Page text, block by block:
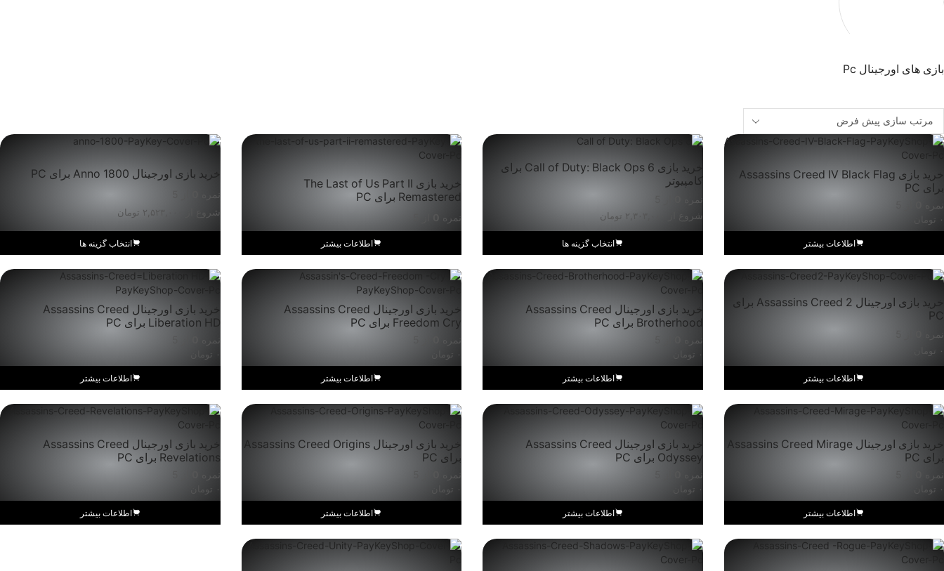
بازی های اورجینال Pc
خرید بازی Assassins Creed IV Black Flag
برای PC
نمره
۰ تومان
اطلاعات بیشتر
خرید بازی Call of Duty: Black Ops 6 برای
کامپیوتر
نمره
شروع از
۲,۳۰۳,۰۰۰ تومان
انتخاب گزینه ها
خرید بازی The Last of Us Part II
Remastered برای PC
نمره
اطلاعات بیشتر
خرید بازی اورجینال Anno 1800 برای PC
نمره
شروع از
۲,۵۲۳,۰۰۰ تومان
انتخاب گزینه ها
خرید بازی اورجینال Assassins Creed 2 برای
PC
نمره
۰ تومان
اطلاعات بیشتر
خرید بازی اورجینال Assassins Creed
Brotherhood برای PC
نمره
۰ تومان
اطلاعات بیشتر
خرید بازی اورجینال Assassins Creed
Freedom Cry برای PC
نمره
۰ تومان
اطلاعات بیشتر
خرید بازی اورجینال Assassins Creed
Liberation HD برای PC
نمره
۰ تومان
اطلاعات بیشتر
خرید بازی اورجینال Assassins Creed Mirage
برای PC
نمره
۰ تومان
اطلاعات بیشتر
خرید بازی اورجینال Assassins Creed
Odyssey برای PC
نمره
۰ تومان
اطلاعات بیشتر
خرید بازی اورجینال Assassins Creed Origins
برای PC
نمره
۰ تومان
اطلاعات بیشتر
خرید بازی اورجینال Assassins Creed
Revelations برای PC
نمره
۰ تومان
اطلاعات بیشتر